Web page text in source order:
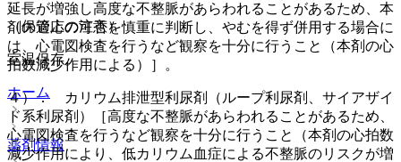
（保管上の注意）
室温保存。
ホーム
薬剤情報
延長が増強し高度な不整脈があらわれることがあるため、本
剤の適応の可否を慎重に判断し、やむを得ず併用する場合に
は、心電図検査を行うなど観察を十分に行うこと（本剤の心
拍数減少作用による）］。
４）． カリウム排泄型利尿剤（ループ利尿剤、サイアザイ
ド系利尿剤）［高度な不整脈があらわれることがあるため、
心電図検査を行うなど観察を十分に行うこと（本剤の心拍数
減少作用により、低カリウム血症による不整脈のリスクが増